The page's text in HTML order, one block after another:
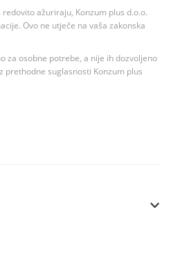
ažuriraju, Konzum plus d.o.o.
Ovo ne utječe na vaša zakonska
za osobne potrebe, a nije ih dozvoljeno
prethodne suglasnosti Konzum plus